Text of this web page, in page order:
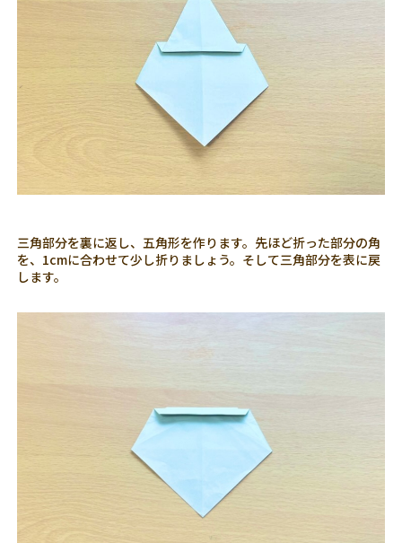
三角部分を裏に返し、五角形を作ります。先ほど折った部分の角
を、1cmに合わせて少し折りましょう。そして三角部分を表に戻
します。